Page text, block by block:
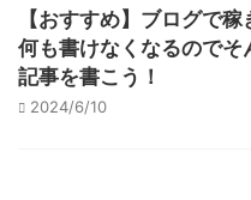
【おすすめ】ブログで
何も書けなくなるので
記事を書こう！
2024/6/10